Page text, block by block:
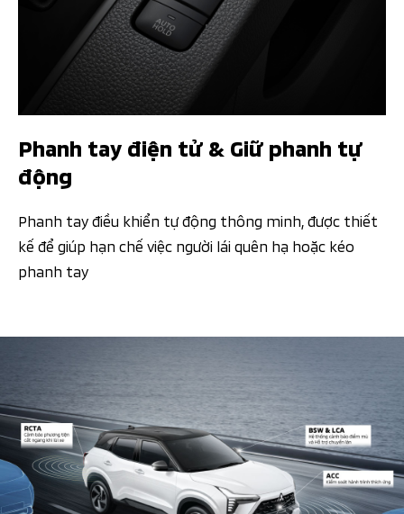
Phanh tay điện tử & Giữ phanh tự
động​
Phanh tay điều khiển tự động thông minh, được thiết
kế để giúp hạn chế việc người lái quên hạ hoặc kéo
phanh tay​